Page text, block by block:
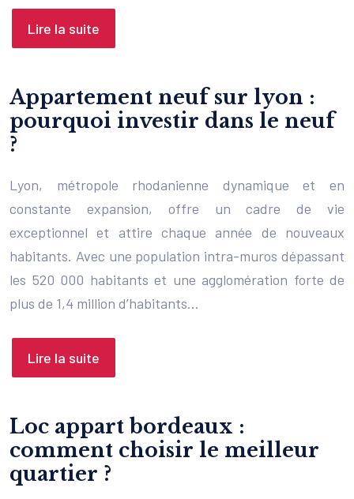
Lire la suite
Appartement neuf sur lyon :
pourquoi investir dans le neuf
?
Lyon, métropole rhodanienne dynamique et en
constante expansion, offre un cadre de vie
exceptionnel et attire chaque année de nouveaux
habitants. Avec une population intra-muros dépassant
les 520 000 habitants et une agglomération forte de
plus de 1,4 million d’habitants…
Lire la suite
Loc appart bordeaux :
comment choisir le meilleur
quartier ?